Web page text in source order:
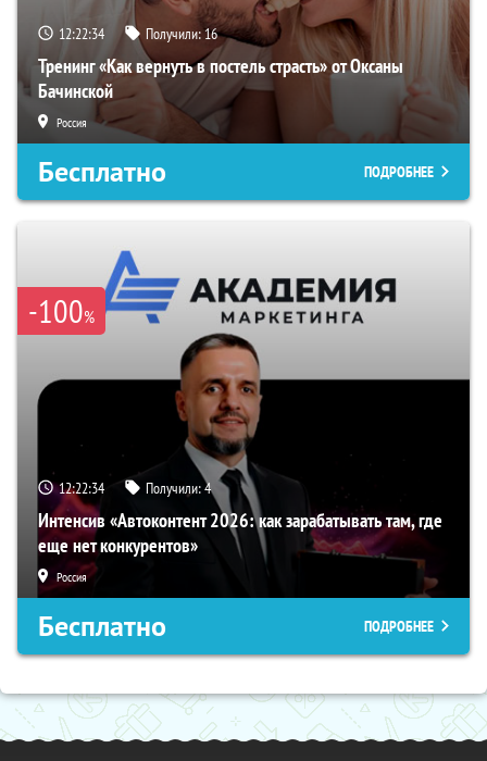
12:22:33 Получили:16
Тренинг «Как вернуть в постель страсть» от Оксаны
Бачинской
Россия
Бесплатно ПОДРОБНЕЕ
-100%
12:22:33 Получили:4
Интенсив «Автоконтент 2026: как зарабатывать там, где
еще нет конкурентов»
Россия
Бесплатно ПОДРОБНЕЕ